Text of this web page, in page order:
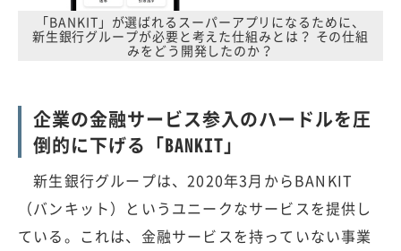
「BANKIT」が選ばれるスーパーアプリになるために、
新生銀行グループが必要と考えた仕組みとは？ その仕組
みをどう開発したのか？
企業の金融サービス参入のハードルを圧
倒的に下げる「BANKIT」
新生銀行グループは、2020年3月からBANKIT
（バンキット）というユニークなサービスを提供し
ている。これは、金融サービスを持っていない事業